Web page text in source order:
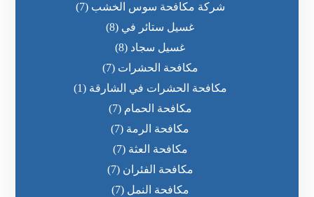
شركة مكافحة سوس الخشب (7)
غسيل ستائر في (8)
غسيل سجاد (8)
مكافحة الحشرات (7)
مكافحة الحشرات في الشارقة (1)
مكافحة الحمام (7)
مكافحة الرمة (7)
مكافحة العثة (7)
مكافحة الفئران (7)
مكافحة النمل (7)